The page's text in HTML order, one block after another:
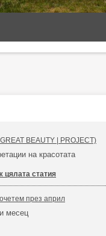
BEAUTY | PROJECT)
на красотата
цялата статия
през април
месец